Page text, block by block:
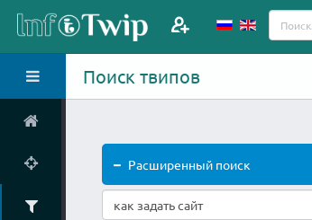
Поиск твипов
Расширенный поиск